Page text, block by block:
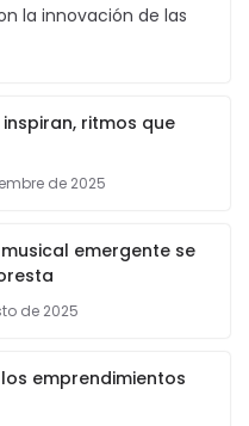
la innovación de las
inspiran, ritmos que
de 2025
emergente se
de 2025
emprendimientos